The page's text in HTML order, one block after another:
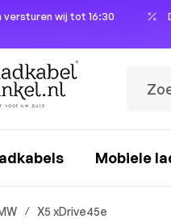
versturen wij tot 16:30
Mobiele
X5 xDrive45e